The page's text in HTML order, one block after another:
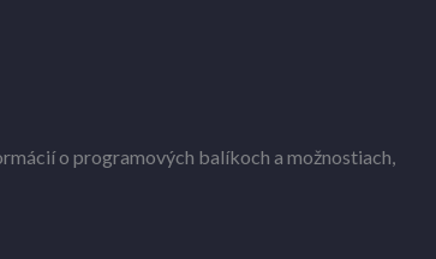
o programových balíkoch a možnostiach,